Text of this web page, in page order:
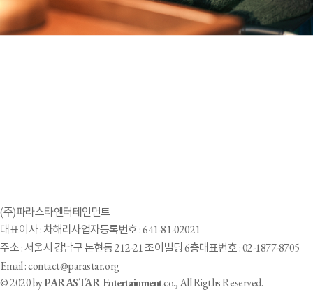
(주)파라스타엔터테인먼트
대표이사 : 차해리사업자등록번호 : 641-81-02021
주소 : 서울시 강남구 논현동 212-21 조이빌딩 6층대표번호 : 02-1877-8705
Email : contact@parastar.org
© 2020 byPARASTAR Entertainment.co., All Rigths Reserved.